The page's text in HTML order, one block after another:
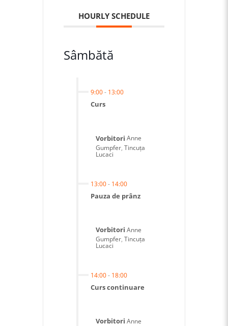
HOURLY SCHEDULE
Sâmbătă
9:00- 13:00
Curs
Vorbitori Anne
Gumpfer, Tincuța
Lucaci
13:00- 14:00
Pauza de prânz
Vorbitori Anne
Gumpfer, Tincuța
Lucaci
14:00- 18:00
Curs continuare
Vorbitori Anne